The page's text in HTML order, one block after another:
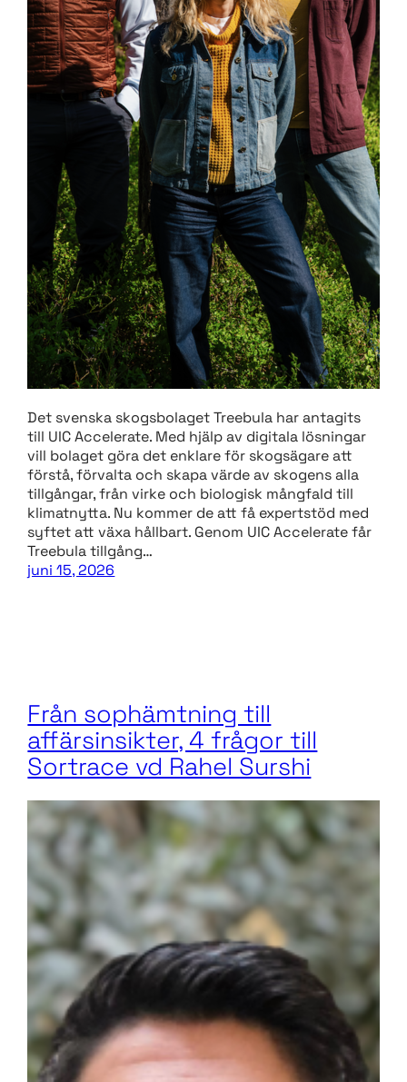
Det svenska skogsbolaget Treebula har antagits
till UIC Accelerate. Med hjälp av digitala lösningar
vill bolaget göra det enklare för skogsägare att
förstå, förvalta och skapa värde av skogens alla
tillgångar, från virke och biologisk mångfald till
klimatnytta. Nu kommer de att få expertstöd med
syftet att växa hållbart. Genom UIC Accelerate får
Treebula tillgång…
juni 15, 2026
Från sophämtning till
affärsinsikter, 4 frågor till
Sortrace vd Rahel Surshi